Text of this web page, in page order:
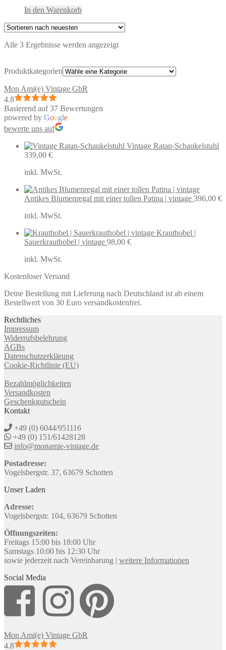
In den Warenkorb
Alle 3 Ergebnisse werden angezeigtNach
Produktkategorien
Mon Ami(e) Vintage GbR
4.8
Basierend auf 37 Bewertungen
powered by Google
bewerte uns auf
Vintage Ratan-Schaukelstuhl
339,00 €
inkl. MwSt.
Antikes Blumenregal mit einer tollen Patina | vintage 396,00 €
inkl. MwSt.
Krauthobel |
Sauerkrauthobel | vintage 98,00 €
inkl. MwSt.
Kostenloser Versand
Deine Bestellung mit Lieferung nach Deutschland ist ab einem
Bestellwert von 30 Euro versandkostenfrei.
Rechtliches
Impressum
Widerrufsbelehrung
AGBs
Datenschutzerklärung
Cookie-Richtlinie (EU)
Bezahlmöglichkeiten
Versandkosten
Geschenkgutschein
Kontakt
+49 (0) 6044/951116
+49 (0) 151/61428128
info@monamie-vintage.de
Postadresse:
Vogelsbergstr. 37, 63679 Schotten
Unser Laden
Adresse:
Vogelsbergstr. 104, 63679 Schotten
Öffnungszeiten:
Freitags 15:00 bis 18:00 Uhr
Samstags 10:00 bis 12:30 Uhr
sowie jederzeit nach Vereinbarung | weitere Informationen
Social Media
Mon Ami(e) Vintage GbR
4.8